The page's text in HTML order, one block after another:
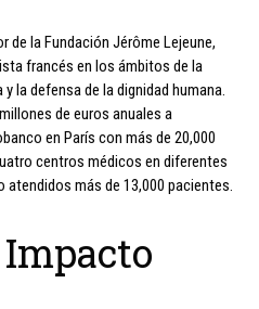
de la Fundación Jérôme Lejeune,
francés en los ámbitos de la
la defensa de la dignidad humana.
de euros anuales a
en París con más de 20,000
centros médicos en diferentes
atendidos más de 13,000 pacientes.